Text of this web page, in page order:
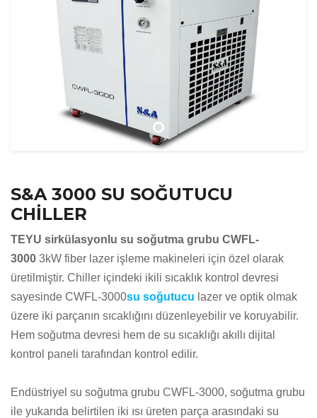
S&A 3000 SU SOĞUTUCU
CHİLLER
TEYU sirkülasyonlu su soğutma grubu CWFL-
3000 3kW fiber lazer işleme makineleri için özel olarak
üretilmiştir. Chiller içindeki ikili sıcaklık kontrol devresi
sayesinde CWFL-3000su soğutucu lazer ve optik olmak
üzere iki parçanın sıcaklığını düzenleyebilir ve koruyabilir.
Hem soğutma devresi hem de su sıcaklığı akıllı dijital
kontrol paneli tarafından kontrol edilir.
Endüstriyel su soğutma grubu CWFL-3000, soğutma grubu
ile yukarıda belirtilen iki ısı üreten parça arasındaki su